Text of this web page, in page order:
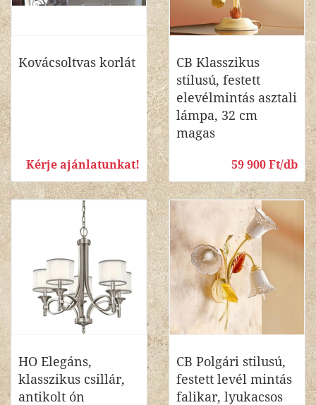
Kovácsoltvas korlát
Kérje ajánlatunkat!
CB Klasszikus
stilusú, festett
elevélmintás asztali
lámpa, 32 cm
magas
59 900 Ft/db
HO Elegáns,
klasszikus csillár,
antikolt ón
CB Polgári stilusú,
festett levél mintás
falikar, lyukacsos